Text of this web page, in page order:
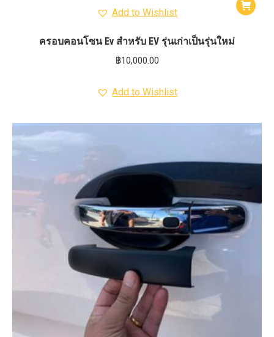
Add to Wishlist
ครอบคอนโซน Ev สำหรับ EV รุ่นเก่าเป็นรุ่นใหม่
฿10,000.00
Add to Wishlist